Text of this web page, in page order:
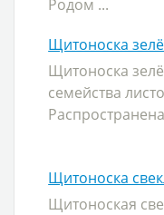
Родом ...
Щитоноска
Щитоноска
семейства
Щитоноска
Щитоноская